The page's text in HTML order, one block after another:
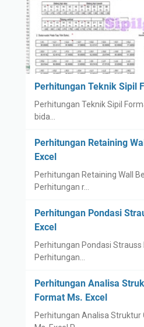
Perhitungan Teknik Sipil
Perhitungan Teknik Sipil
bida…
Perhitungan Retaining
Excel
Perhitungan Retaining Wall
Perhitungan r…
Perhitungan Pondasi
Excel
Perhitungan Pondasi Strauss
Perhitungan…
Perhitungan Analisa
Format Ms. Excel
Perhitungan Analisa Struktur